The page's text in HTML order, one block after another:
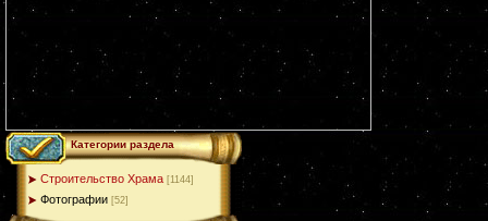
Категории раздела
Строительство Храма [1144]
Фотографии [52]